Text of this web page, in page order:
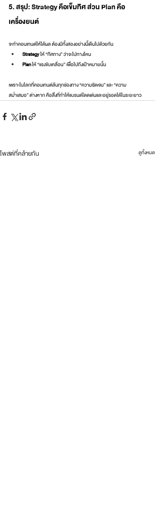
5. สรุป: Strategy คือเข็มทิศ ส่วน Plan คือ
เครื่องยนต์
จะทำคอนเทนต์ให้ได้ผล ต้องมีทั้งสองอย่างนี้เดินไปด้วยกัน
Strategy ให้ “ทิศทาง” ว่าจะไปทางไหน
Plan ให้ “แรงขับเคลื่อน” เพื่อไปถึงเป้าหมายนั้น
เพราะในโลกที่คอนเทนต์ล้นทุกช่องทาง “ความชัดเจน” และ “ความ
สม่ำเสมอ” ต่างหาก คือสิ่งที่ทำให้แบรนด์โดดเด่นและอยู่รอดได้ในระยะยาว
โพสต์ที่คล้ายกัน ดูทั้งหมด